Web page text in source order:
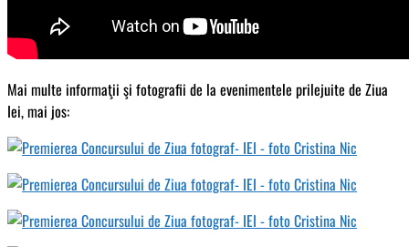
Mai multe informaţii şi fotografii de la evenimentele prilejuite de Ziua
Iei, mai jos: